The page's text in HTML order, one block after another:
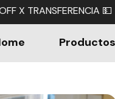
💵 • 3 cuotas sin
Productos